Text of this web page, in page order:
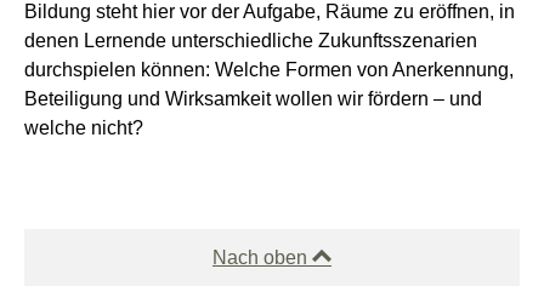
Bildung steht hier vor der Aufgabe, Räume zu eröffnen, in
denen Lernende unterschiedliche Zukunftsszenarien
durchspielen können: Welche Formen von Anerkennung,
Beteiligung und Wirksamkeit wollen wir fördern – und
welche nicht?
Nach oben